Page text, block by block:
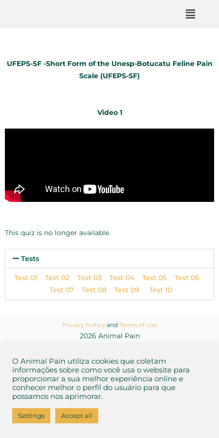
UFEPS-SF -Short Form of the Unesp-Botucatu Feline Pain
Scale (UFEPS-SF)
Video 1
This quiz is no longer available.
Tests
Test 01 Test 02 Test 03 Test 04 Test 05
Test 06
Test 07
Test 08 Test 09 Test 10
Privacy Noticeand Terms of Use
2026 Animal Pain
O Animal Pain utiliza cookies que coletam
informações sobre como você usa o website para
proporcionar a sua melhor experiência online e
conhecer melhor o perfil do usuário para que
possamos nos aprimorar.
Settings Accept all